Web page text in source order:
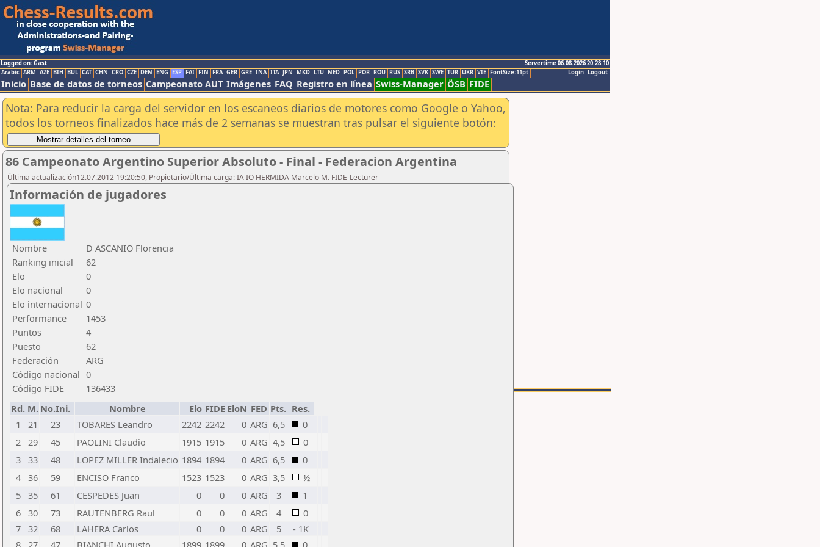
Logged on: Gast
Servertime 06.08.2026 20:28:10
Logout
Login
Arabic ARM AZE BIH BUL CAT CHN CRO CZE DEN ENG ESP FAI FIN FRA GER GRE INA ITA JPN MKD LTU NED POL POR ROU RUS SRB SVK SWE TUR UKR VIE FontSize:11pt
Inicio Base de datos de torneos Campeonato AUT Imágenes FAQ Registro en línea Swiss-Manager ÖSB FIDE
Nota: Para reducir la carga del servidor en los escaneos diarios de motores como Google o Yahoo,
todos los torneos finalizados hace más de 2 semanas se muestran tras pulsar el siguiente botón:
86 Campeonato Argentino Superior Absoluto - Final - Federacion Argentina
Última actualización12.07.2012 19:20:50, Propietario/Última carga: IA IO HERMIDA Marcelo M. FIDE-Lecturer
Información de jugadores
Nombre
D ASCANIO Florencia
Ranking inicial
62
Elo
0
Elo nacional
0
Elo internacional 0
Performance
1453
Puntos
4
Puesto
62
Federación
ARG
Código nacional 0
Código FIDE
136433
Rd. M. No.Ini. Nombre Elo FIDE EloN FED Pts. Res.
1
21 23 TOBARES Leandro 2242 2242 0 ARG 6,5
0
2 29 45 PAOLINI Claudio 1915 1915 0 ARG 4,5
0
3 33 48 LOPEZ MILLER Indalecio 1894 1894 0 ARG 6,5
0
4 36 59 ENCISO Franco 1523 1523 0 ARG 3,5
½
5 35 61 CESPEDES Juan 0 0 0 ARG 3
1
6 30 73 RAUTENBERG Raul 0 0 0 ARG 4
0
7 32 68 LAHERA Carlos 0 0 0 ARG 5
- 1K
8
27 47 BIANCHI Augusto 1899 1899 0 ARG 5,5 0